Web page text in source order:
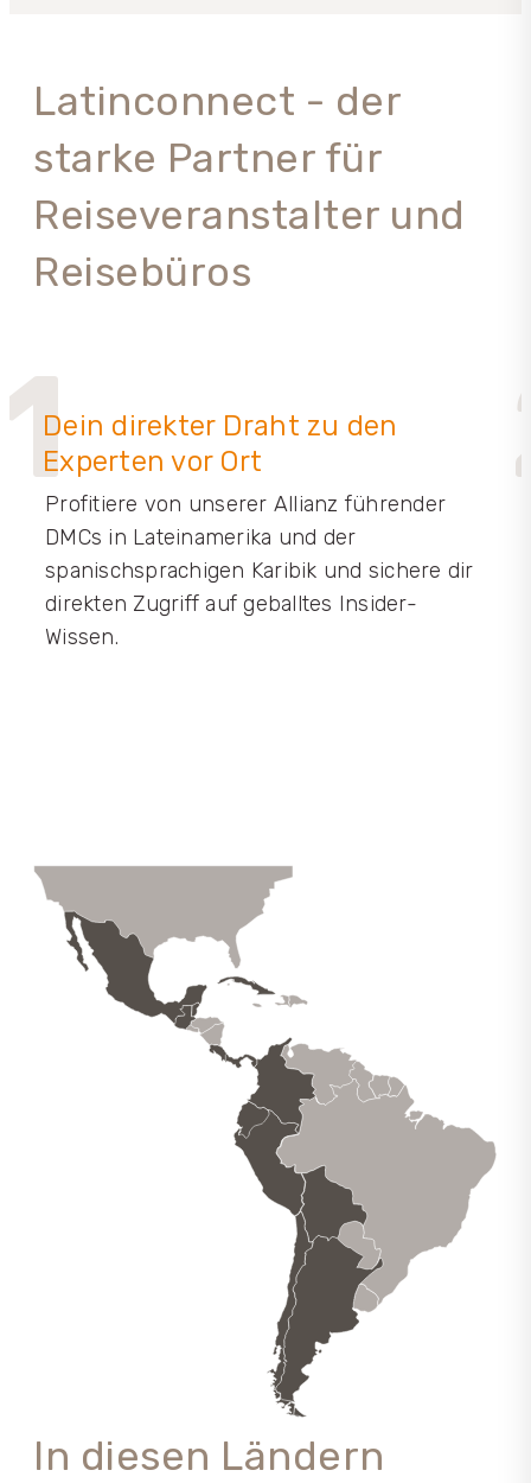
Latinconnect - der
starke Partner für
Reiseveranstalter und
Reisebüros
Dein direkter Draht zu den
Experten vor Ort
Profitiere von unserer Allianz führender
DMCs in Lateinamerika und der
spanischsprachigen Karibik und sichere dir
direkten Zugriff auf geballtes Insider-
Wissen.
In diesen Ländern